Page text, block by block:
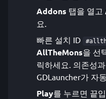
Addons 탭을 열고
요.
빠른 설치 ID
AllTheMons을 선
릭하세요. 의존성
GDLauncher가 자
Play를 누르면 끝